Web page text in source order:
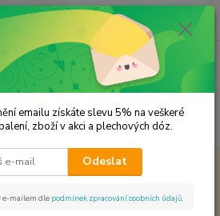
Menu
Hledat
ks
za 0,00 Kč
Mlýnek na pepř a sůl 1.51005,49
a sůl 1.51005,49
emailu získáte slevu 5% na veškeré
zboží v akci a plechových dóz.
Odeslat
e-mailem dle podmínek zpracování osobních údajů